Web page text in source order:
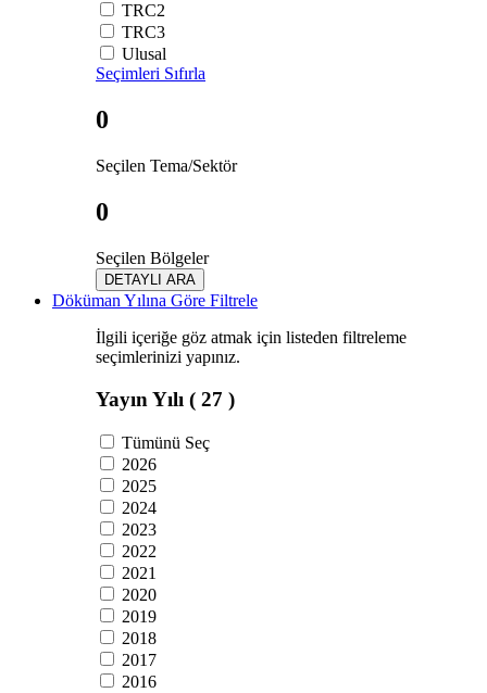
TRC2
TRC3
Ulusal
Seçimleri Sıfırla
0
Seçilen Tema/Sektör
0
Seçilen Bölgeler
DETAYLI ARA
Döküman Yılına Göre Filtrele
İlgili içeriğe göz atmak için listeden filtreleme
seçimlerinizi yapınız.
Yayın Yılı ( 27 )
Tümünü Seç
2026
2025
2024
2023
2022
2021
2020
2019
2018
2017
2016